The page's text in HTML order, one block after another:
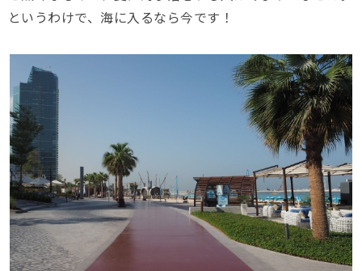
というわけで、海に入るなら今です！